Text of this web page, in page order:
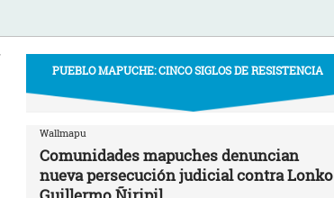
PUEBLO MAPUCHE: CINCO SIGLOS DE RESISTENCIA
Wallmapu
Comunidades mapuches denuncian
nueva persecución judicial contra Lonko